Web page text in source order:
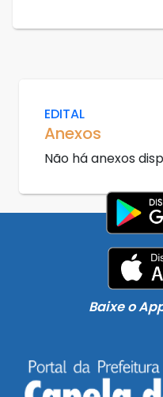
EDITAL
Anexos
Não há anexos
Baixe o